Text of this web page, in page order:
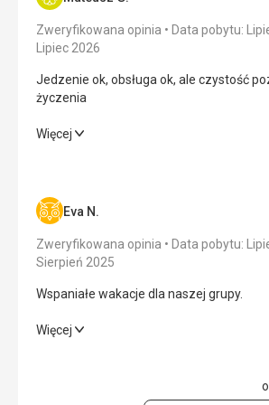
pojechać do Bodrum do kantoru.
płacić w euro lub dolarach, ale kurs
trzecią gorszy.
Ta recenzja została automatycznie
pomocą Google Translate
Zweryfikowana opinia Data pobytu:
Lipiec 2026
Jedzenie ok, obsługa ok, ale czystość
życzenia
Jedzenie ok, obsługa ok, ale czystość
Zakwaterowanie
Okolica
Usługi
Cena
Więcej
Eva N.
Zweryfikowana opinia Data pobytu:
Sierpień 2025
Wspaniałe wakacje dla naszej grupy.
Wspaniałe wakacje dla naszej grupy.
Więcej